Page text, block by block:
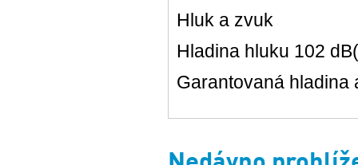
Hluk a zvuk
Hladina hluku 102
Garantovaná hladina